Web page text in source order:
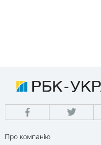
Про компанію